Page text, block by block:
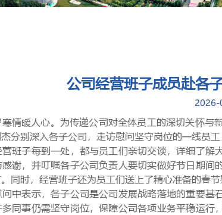
公司经营班子成员赴各
2026-
情暖人心。为传递公司对全体员工的深切关怀与新
分别深入各子公司，走访慰问坚守岗位的一线员
班子每到一处，都与员工们亲切交谈，详细了
谢，并叮嘱各子公司负责人要切实做好节日期间
同时，经营班子还为员工们送上了精心准备的春
中表示，各子公司是公司发展战略落地的重要
同事仍需坚守岗位，保障公司各项业务平稳运